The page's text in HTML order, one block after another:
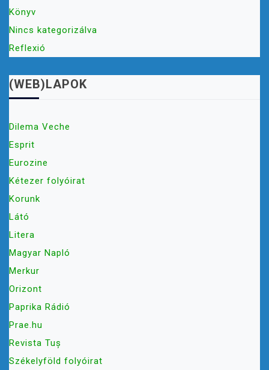
Könyv
Nincs kategorizálva
Reflexió
(WEB)LAPOK
Dilema Veche
Esprit
Eurozine
Kétezer folyóirat
Korunk
Látó
Litera
Magyar Napló
Merkur
Orizont
Paprika Rádió
Prae.hu
Revista Tuș
Székelyföld folyóirat